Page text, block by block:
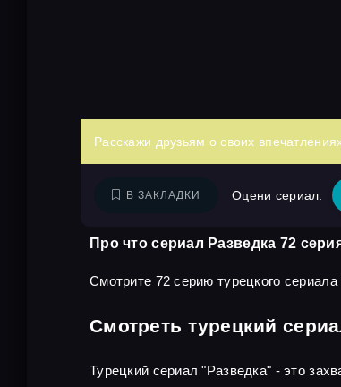
Расскажи друзьям о своих
В ЗАКЛАДКИ Оцени сериал:
Про что сериал Разведка 72
Смотрите 72 серию турецкого
Смотреть турецкий
Турецкий сериал "Разведка" - это